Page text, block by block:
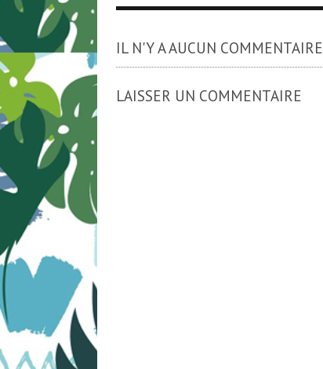
IL N'Y A AUCUN COMMENTAIRE
LAISSER UN COMMENTAIRE